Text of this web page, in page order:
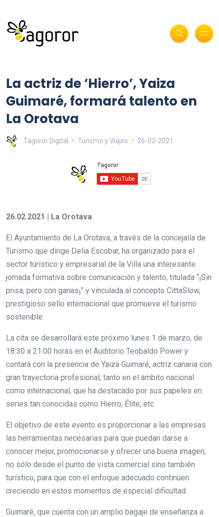
La actriz de ‘Hierro’, Yaiza
Guimaré, formará talento en
La Orotava
Tagoror Digital Turismo y Viajes 26-02-2021
26.02.2021 | La Orotava
El Ayuntamiento de La Orotava, a través de la concejalía de
Turismo que dirige Delia Escobar, ha organizado para el
sector turístico y empresarial de la Villa una interesante
jornada formativa sobre comunicación y talento, titulada “¡Sin
prisa, pero con ganas¡” y vinculada al concepto CittaSlow,
prestigioso sello internacional que promueve el turismo
sostenible.
La cita se desarrollará este próximo lunes 1 de marzo, de
18:30 a 21:00 horas en el Auditorio Teobaldo Power y
contará con la presencia de Yaiza Guimaré, actriz canaria con
gran trayectoria profesional, tanto en el ámbito nacional
como internacional, que ha destacado por sus papeles en
series tan conocidas como Hierro, Élite, etc.
El objetivo de este evento es proporcionar a las empresas
las herramientas necesarias para que puedan darse a
conocer mejor, promocionarse y ofrecer una buena imagen,
no sólo desde el punto de vista comercial sino también
turístico, para que con el enfoque adecuado continúen
creciendo en estos momentos de especial dificultad.
Guimaré, que cuenta con un amplio bagaje de enseñanza a